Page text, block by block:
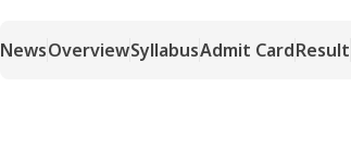
NewsOverviewSyllabusAdmit CardResult